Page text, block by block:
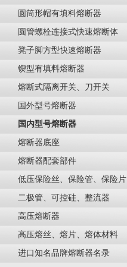
圆筒形帽有填料熔断器
圆管螺栓连接式快速熔断体
凳子脚方型快速熔断器
锲型有填料熔断器
熔断式隔离开关、刀开关
国外型号熔断器
国内型号熔断器
熔断器底座
熔断器配套部件
低压保险丝、保险管、保险片
二极管、可控硅、整流器
高压熔断器
高压熔丝、熔片、熔体材料
进口知名品牌熔断器名录